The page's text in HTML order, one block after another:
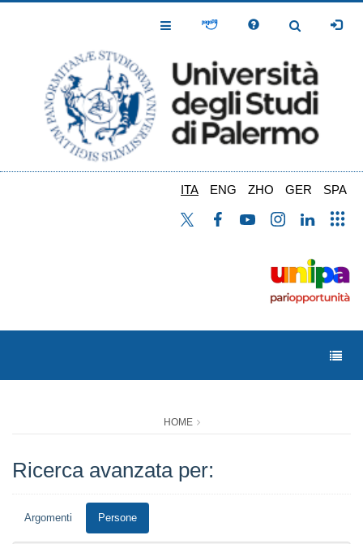
Toggle
Toggle
ITA ENG ZHO GER SPA
HOME
Ricerca avanzata per:
Argomenti Persone